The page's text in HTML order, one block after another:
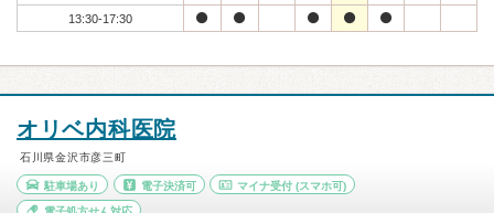
13:30-17:30
オリベ内科医院
石川県金沢市彦三町
駐車場あり 電子決済可 マイナ受付 (スマホ可)